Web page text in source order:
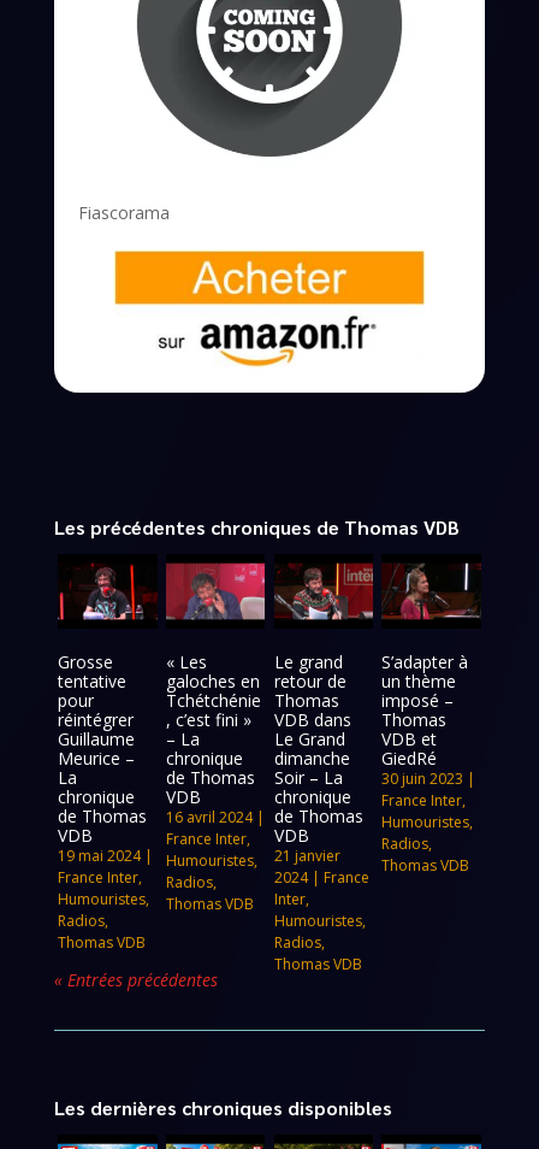
Fiascorama
Les précédentes chroniques de Thomas VDB
Grosse
tentative
pour
réintégrer
Guillaume
Meurice –
La
chronique
de Thomas
VDB
19 mai 2024|
France Inter,
Humouristes,
Radios,
Thomas VDB
« Les
galoches en
Tchétchénie
, c’est fini »
– La
chronique
de Thomas
VDB
16 avril 2024|
France Inter,
Humouristes,
Radios,
Thomas VDB
Le grand
retour de
Thomas
VDB dans
Le Grand
dimanche
Soir – La
chronique
de Thomas
VDB
21 janvier
2024| France
Inter,
Humouristes,
Radios,
Thomas VDB
S’adapter à
un thème
imposé –
Thomas
VDB et
GiedRé
30 juin 2023 |
France Inter,
Humouristes,
Radios,
Thomas VDB
« Entrées précédentes
Les dernières chroniques disponibles